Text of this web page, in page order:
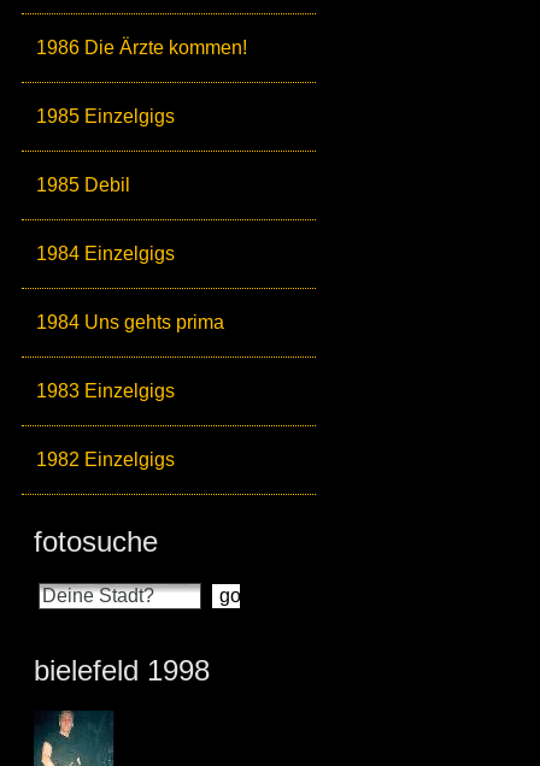
1986 Die Ärzte kommen!
1985 Einzelgigs
1985 Debil
1984 Einzelgigs
1984 Uns gehts prima
1983 Einzelgigs
1982 Einzelgigs
fotosuche
bielefeld 1998